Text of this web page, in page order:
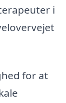
i
for at